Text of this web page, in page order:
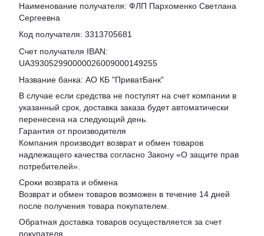
Наименование получателя: ФЛП Пархоменко Светлана
Сергеевна
Код получателя: 3313705681
Счет получателя IBAN:
UA393052990000026009000149255
Название банка: АО КБ "ПриватБанк"
В случае если средства не поступят на счет компании в
указанный срок, доставка заказа будет автоматически
перенесена на следующий день.
Гарантия от производителя
Компания производит возврат и обмен товаров
надлежащего качества согласно Закону «О защите прав
потребителей».
Сроки возврата и обмена
Возврат и обмен товаров возможен в течение 14 дней
после получения товара покупателем.
Обратная доставка товаров осуществляется за счет
покупателя.